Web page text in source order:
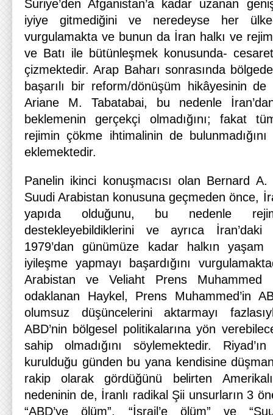
Suriye’den Afganistan’a kadar uzanan
iyiye gitmediğini ve neredeyse her
vurgulamakta ve bunun da İran halkı ve
ve Batı ile bütünleşmek konusunda- cesaret
çizmektedir. Arap Baharı sonrasında
başarılı bir reform/dönüşüm hikâyesinin de
Ariane M. Tabatabai, bu nedenle
beklemenin gerçekçi olmadığını; fakat
rejimin çökme ihtimalinin de
eklemektedir.
Panelin ikinci konuşmacısı olan Bernard A.
Suudi Arabistan konusuna geçmeden önce,
yapıda olduğunu, bu nedenle
destekleyebildiklerini ve ayrıca İran’daki
1979’dan günümüze kadar halkın yaşam
iyileşme yapmayı başardığını
Arabistan ve Veliaht Prens Muhammed
odaklanan Haykel, Prens Muhammed’in
olumsuz düşüncelerini aktarmayı
ABD’nin bölgesel politikalarına yön
sahip olmadığını söylemektedir.
kurulduğu günden bu yana kendisine
rakip olarak gördüğünü belirten
nedeninin de, İranlı radikal Şii unsurların 3
“ABD’ye ölüm”, “İsrail’e ölüm” ve